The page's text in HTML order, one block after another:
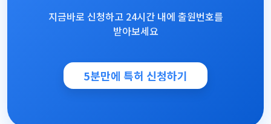
지금바로 신청하고 24시간 내에 출원번호를
받아보세요
5분만에 특허 신청하기